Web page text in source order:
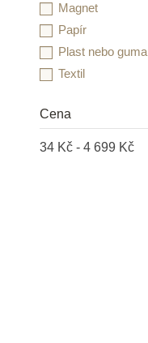
Taf Toys
Toys for Life
Viga
Magnet
Papír
Plast nebo guma
Textil
Cena
34 Kč - 4 699 Kč